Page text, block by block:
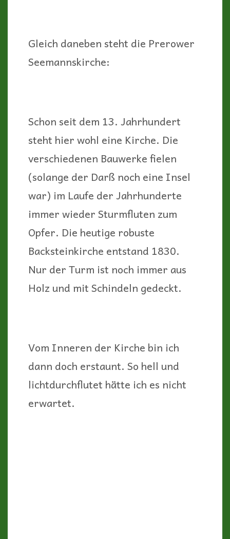
Gleich daneben steht die Prerower
Seemannskirche:
Schon seit dem 13. Jahrhundert
steht hier wohl eine Kirche. Die
verschiedenen Bauwerke fielen
(solange der Darß noch eine Insel
war) im Laufe der Jahrhunderte
immer wieder Sturmfluten zum
Opfer. Die heutige robuste
Backsteinkirche entstand 1830.
Nur der Turm ist noch immer aus
Holz und mit Schindeln gedeckt.
Vom Inneren der Kirche bin ich
dann doch erstaunt. So hell und
lichtdurchflutet hätte ich es nicht
erwartet.